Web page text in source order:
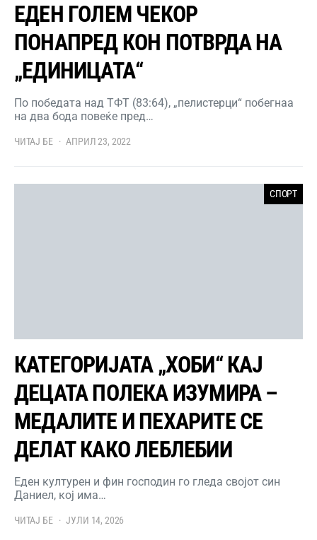
ЕДЕН ГОЛЕМ ЧЕКОР
ПОНАПРЕД КОН ПОТВРДА НА
„ЕДИНИЦАТА“
По победата над ТФТ (83:64), „пелистерци“ побегнаа
на два бода повеќе пред…
ЧИТАЈ БЕ АПРИЛ 23, 2022
СПОРТ
КАТЕГОРИЈАТА „ХОБИ“ КАЈ
ДЕЦАТА ПОЛЕКА ИЗУМИРА –
МЕДАЛИТЕ И ПЕХАРИТЕ СЕ
ДЕЛАТ КАКО ЛЕБЛЕБИИ
Еден културен и фин господин го гледа својот син
Даниел, кој има…
ЧИТАЈ БЕ ЈУЛИ 14, 2026